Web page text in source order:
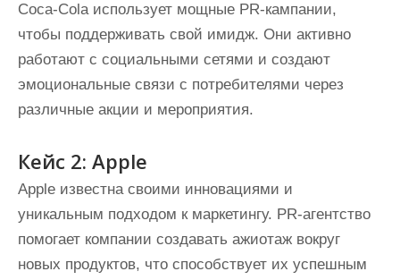
Coca-Cola использует мощные PR-кампании,
чтобы поддерживать свой имидж. Они активно
работают с социальными сетями и создают
эмоциональные связи с потребителями через
различные акции и мероприятия.
Кейс 2: Apple
Apple известна своими инновациями и
уникальным подходом к маркетингу. PR-агентство
помогает компании создавать ажиотаж вокруг
новых продуктов, что способствует их успешным